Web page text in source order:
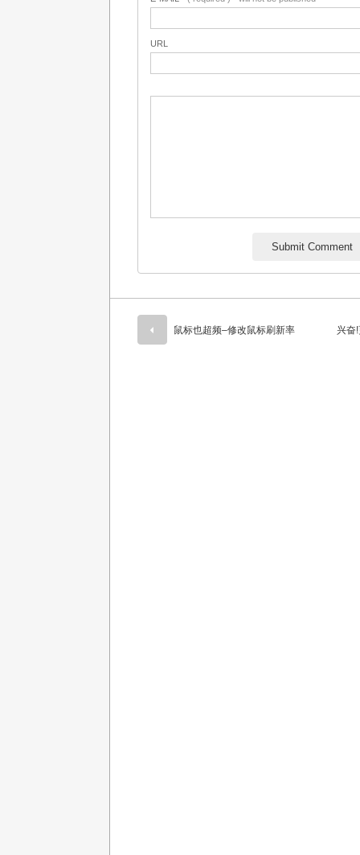
URL
鼠标也超频–修改鼠标刷新率 兴奋